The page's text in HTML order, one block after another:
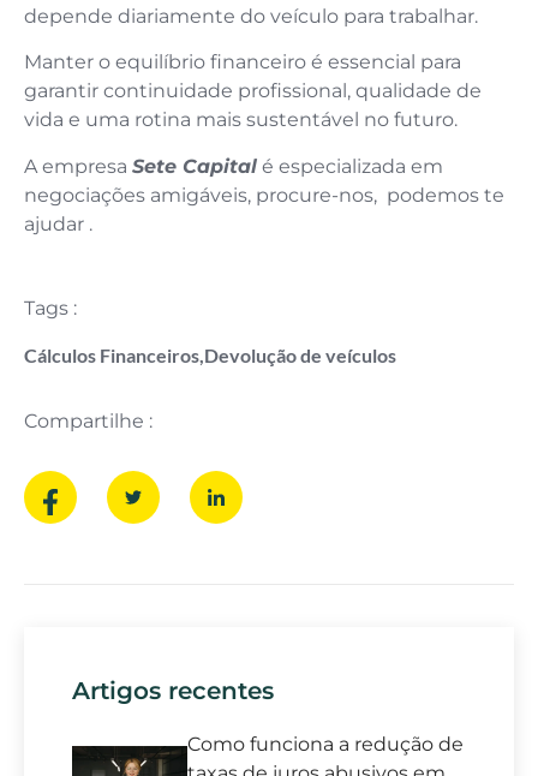
depende diariamente do veículo para trabalhar.
Manter o equilíbrio financeiro é essencial para
garantir continuidade profissional, qualidade de
vida e uma rotina mais sustentável no futuro.
A empresa Sete Capital é especializada em
negociações amigáveis, procure-nos, podemos te
ajudar .
Tags :
Cálculos Financeiros Devolução de veículos
Compartilhe :
Artigos recentes
Como funciona a redução de